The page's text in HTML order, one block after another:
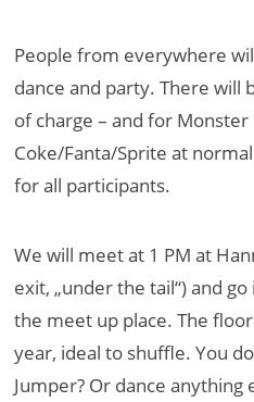
People from everywhere
dance and party. There will
of charge – and for Monster
Coke/Fanta/Sprite at
for all participants.
We will meet at 1 PM at
exit, „under the tail“) and
the meet up place. The
year, ideal to shuffle. You
Jumper? Or dance